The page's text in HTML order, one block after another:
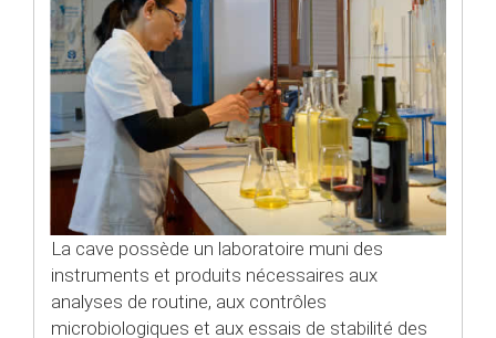
La cave possède un laboratoire muni des
instruments et produits nécessaires aux
analyses de routine, aux contrôles
microbiologiques et aux essais de stabilité des